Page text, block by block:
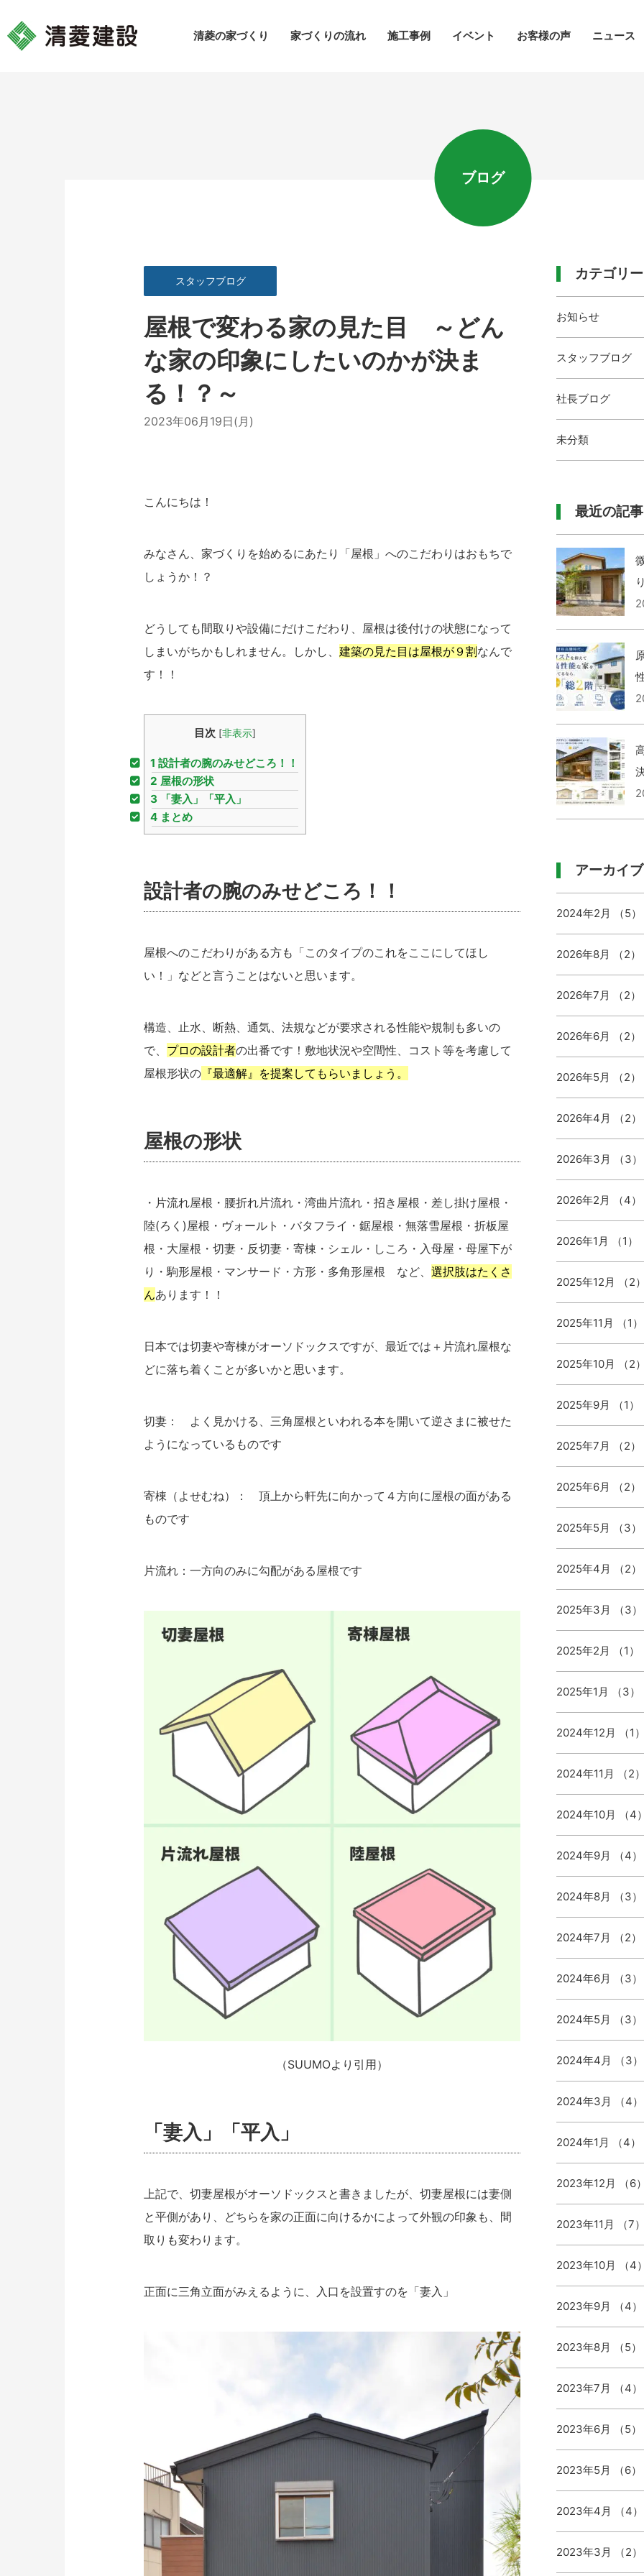
清菱の家づくり 家づくりの流れ 施工事例 イベント お客様の声 ニュース
ブログ
スタッフブログ
屋根で変わる家の見た目 ～どん
な家の印象にしたいのかが決ま
る！？～
2023年06月19日(月)
こんにちは！
みなさん、家づくりを始めるにあたり「屋根」へのこだわりはおもちで
しょうか！？
どうしても間取りや設備にだけこだわり、屋根は後付けの状態になって
しまいがちかもしれません。しかし、 建築の見た目は屋根が９割なんで
す！！
目次 [非表示]
1 設計者の腕のみせどころ！！
2 屋根の形状
3 「妻入」「平入」
4 まとめ
設計者の腕のみせどころ！！
屋根へのこだわりがある方も「このタイプのこれをここにしてほし
い！」などと言うことはないと思います。
構造、止水、断熱、通気、法規などが要求される性能や規制も多いの
で、 プロの設計者の出番です！敷地状況や空間性、コスト等を考慮して
屋根形状の 『最適解』を提案してもらいましょう。
屋根の形状
・片流れ屋根・腰折れ片流れ・湾曲片流れ・招き屋根・差し掛け屋根・
陸(ろく)屋根・ヴォールト・バタフライ・鋸屋根・無落雪屋根・折板屋
根・大屋根・切妻・反切妻・寄棟・シェル・しころ・入母屋・母屋下が
り・駒形屋根・マンサード・方形・多角形屋根 など、 選択肢はたくさ
んあります！！
日本では切妻や寄棟がオーソドックスですが、最近では＋片流れ屋根な
どに落ち着くことが多いかと思います。
切妻： よく見かける、三角屋根といわれる本を開いて逆さまに被せた
ようになっているものです
寄棟（よせむね）： 頂上から軒先に向かって４方向に屋根の面がある
ものです
片流れ：一方向のみに勾配がある屋根です
（SUUMOより引用）
「妻入」「平入」
上記で、切妻屋根がオーソドックスと書きましたが、切妻屋根には妻側
と平側があり、どちらを家の正面に向けるかによって外観の印象も、間
取りも変わります。
正面に三角立面がみえるように、入口を設置すのを「妻入」
カテゴリー
お知らせ
スタッフブログ
社長ブログ
未分類
最近の記事
アーカイブ
2024年2月 （5）
2026年8月 （2）
2026年7月 （2）
2026年6月 （2）
2026年5月 （2）
2026年4月 （2）
2026年3月 （3）
2026年2月 （4）
2026年1月 （1）
2025年12月 （2
2025年11月 （1）
2025年10月 （2
2025年9月 （1）
2025年7月 （2）
2025年6月 （2）
2025年5月 （3）
2025年4月 （2）
2025年3月 （3）
2025年2月 （1）
2025年1月 （3）
2024年12月 （1
2024年11月 （2
2024年10月 （4
2024年9月 （4）
2024年8月 （3）
2024年7月 （2）
2024年6月 （3）
2024年5月 （3）
2024年4月 （3）
2024年3月 （4）
2024年1月 （4）
2023年12月 （6
2023年11月 （7
2023年10月 （4
2023年9月 （4）
2023年8月 （5）
2023年7月 （4）
2023年6月 （5）
2023年5月 （6）
2023年4月 （4）
2023年3月 （2）